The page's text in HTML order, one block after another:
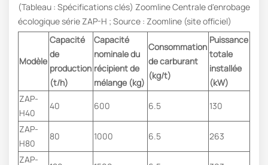
(Tableau : Spécifications clés) Zoomline Centrale d'enrobage
écologique série ZAP-H ; Source : Zoomline (site officiel)
Modèle
Capacité
de
production
(t/h)
Capacité
nominale du
récipient de
mélange (kg)
Consommation
de carburant
(kg/t)
Puissance
totale
installée
(kW)
ZAP-
H40
40 600 6.5 130
ZAP-
H80
80 1000 6.5 263
ZAP-